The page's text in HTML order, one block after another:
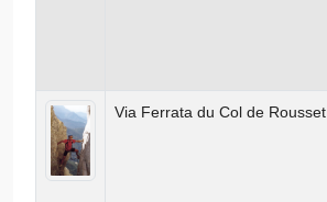
Via Ferrata du Col de Rousset